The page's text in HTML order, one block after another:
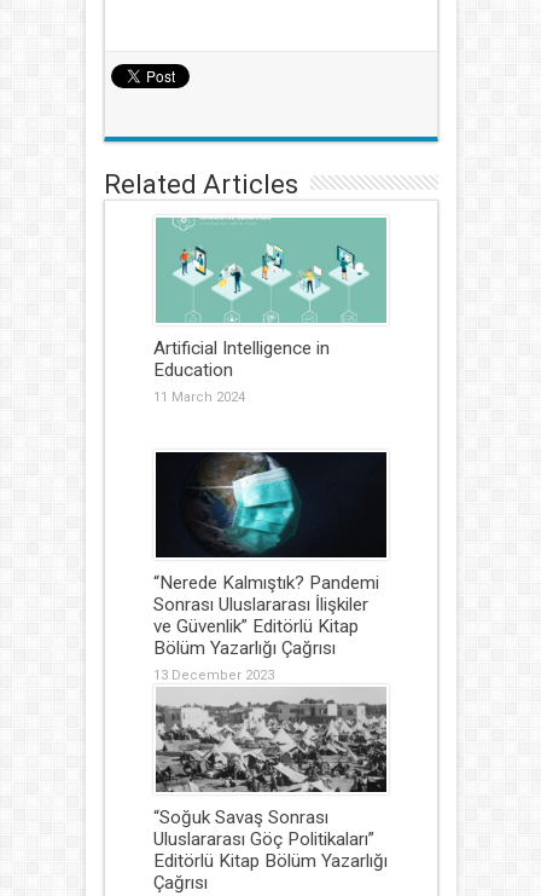
Related Articles
Artificial Intelligence in
Education
11 March 2024
“Nerede Kalmıştık? Pandemi
Sonrası Uluslararası İlişkiler
ve Güvenlik” Editörlü Kitap
Bölüm Yazarlığı Çağrısı
13 December 2023
“Soğuk Savaş Sonrası
Uluslararası Göç Politikaları”
Editörlü Kitap Bölüm Yazarlığı
Çağrısı